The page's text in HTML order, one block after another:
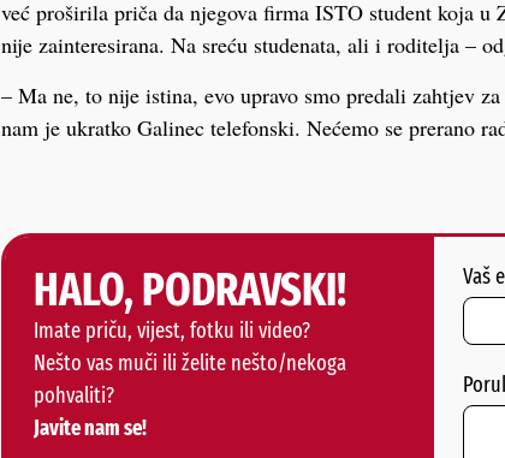
već proširila priča da njegova firma ISTO student koja u
nije zainteresirana. Na sreću studenata, ali i roditelja –
– Ma ne, to nije istina, evo upravo smo predali zahtjev
nam je ukratko Galinec telefonski. Nećemo se prerano
HALO, PODRAVSKI!
Imate priču, vijest, fotku ili video?
Nešto vas muči ili želite nešto/nekoga
pohvaliti?
Javite nam se!
Vaš